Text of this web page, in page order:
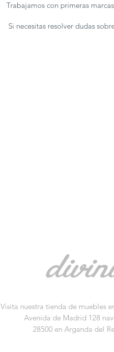
Trabajamos con primeras
Si necesitas resolver dudas
Visita nuestra tienda de muebles
Avenida de Madrid 128
28500 en Arganda del